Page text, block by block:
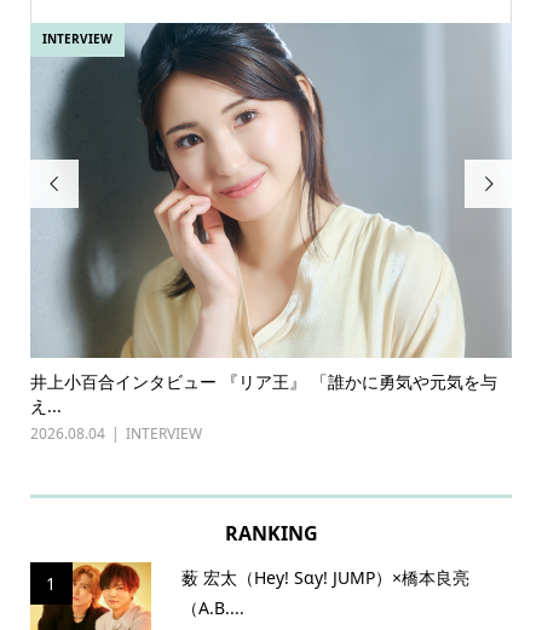

井上小百合インタビュー 『リア王』 「誰かに勇気や元気を与
え...
2026.08.04 INTERVIEW
INTERVIEW

RANKING
1
薮 宏太（Hey! Sɑy! JUMP）×橋本良亮
（A.B....